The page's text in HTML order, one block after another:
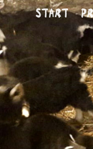
Start